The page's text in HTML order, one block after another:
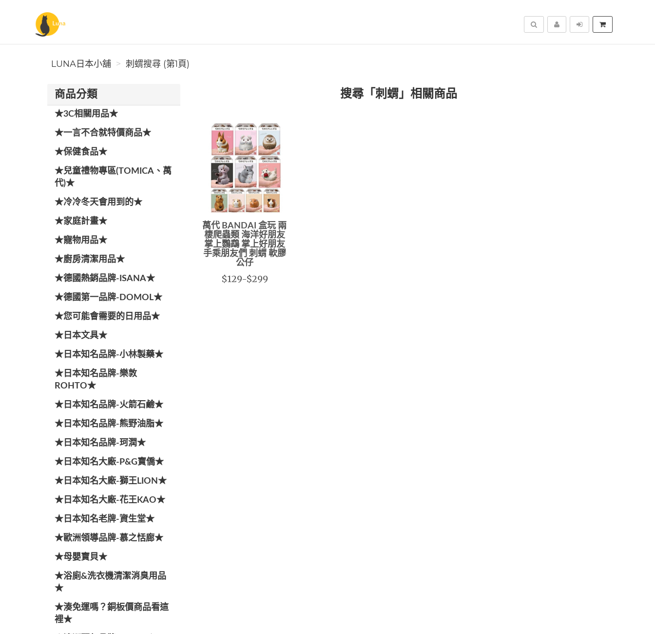
Luna日本小舖
搜尋
LUNA日本小舖 刺蝟搜尋 (第1頁)
商品分類
★3C相關用品★
★一言不合就特價商品★
★保健食品★
★兒童禮物專區(TOMICA、萬
代)★
★冷冷冬天會用到的★
★家庭計畫★
★寵物用品★
★廚房清潔用品★
★德國熱銷品牌-ISANA★
★德國第一品牌-DOMOL★
★您可能會需要的日用品★
★日本文具★
★日本知名品牌-小林製藥★
★日本知名品牌-樂敦
ROHTO★
★日本知名品牌-火箭石鹼★
★日本知名品牌-熊野油脂★
★日本知名品牌-珂潤★
★日本知名大廠-P&G寶僑★
★日本知名大廠-獅王LION★
★日本知名大廠-花王KAO★
★日本知名老牌-資生堂★
★歐洲領導品牌-慕之恬廊★
★母嬰寶貝★
★浴廁&洗衣機清潔消臭用品
★
★湊免運嗎？銅板價商品看這
裡★
搜尋「刺蝟」相關商品
萬代 BANDAI 盒玩 兩
棲爬蟲類 海洋好朋友
掌上鸚鵡 掌上好朋友
手乘朋友們 刺蝟 軟膠
公仔
$129-$299